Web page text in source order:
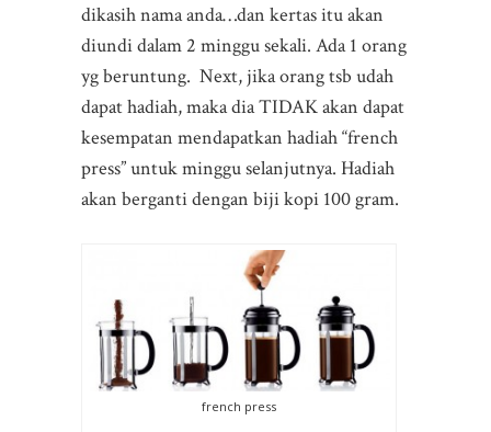
dikasih nama anda…dan kertas itu akan
diundi dalam 2 minggu sekali. Ada 1 orang
yg beruntung. Next, jika orang tsb udah
dapat hadiah, maka dia TIDAK akan dapat
kesempatan mendapatkan hadiah “french
press” untuk minggu selanjutnya. Hadiah
akan berganti dengan biji kopi 100 gram.
french press